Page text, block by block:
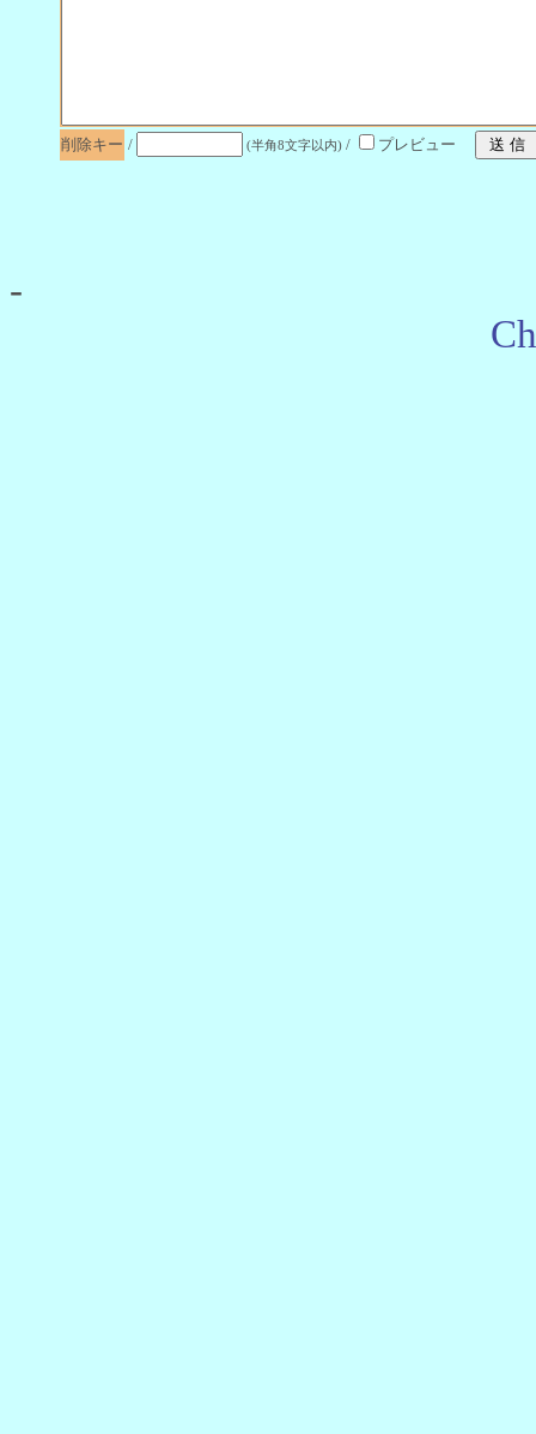
削除キー / (半角8文字以内) / プレビュー
-